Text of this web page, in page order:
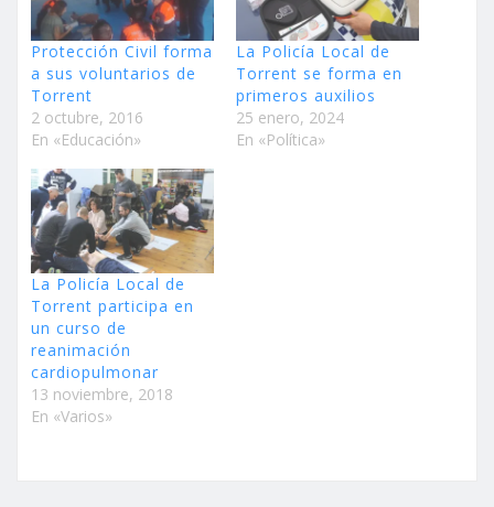
Protección Civil forma
a sus voluntarios de
Torrent
2 octubre, 2016
En «Educación»
La Policía Local de
Torrent se forma en
primeros auxilios
25 enero, 2024
En «Política»
La Policía Local de
Torrent participa en
un curso de
reanimación
cardiopulmonar
13 noviembre, 2018
En «Varios»